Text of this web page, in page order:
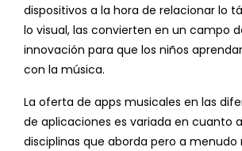
dispositivos a la hora de relacionar lo
lo visual, las convierten en un campo
innovación para que los niños
con la música.
La oferta de apps musicales en las
de aplicaciones es variada en cuanto
disciplinas que aborda pero a menudo